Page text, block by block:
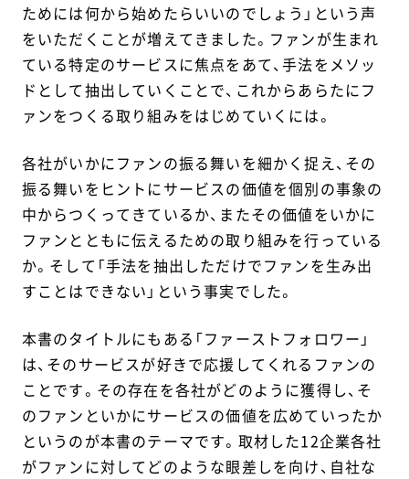
ためには何から始めたらいいのでしょう」という声
をいただくことが増えてきました。ファンが生まれ
ている特定のサービスに焦点をあて、手法をメソッ
ドとして抽出していくことで、これからあらたにフ
ァンをつくる取り組みをはじめていくには。
各社がいかにファンの振る舞いを細かく捉え、その
振る舞いをヒントにサービスの価値を個別の事象の
中からつくってきているか、またその価値をいかに
ファンとともに伝えるための取り組みを行っている
か。そして「手法を抽出しただけでファンを生み出
すことはできない」という事実でした。
本書のタイトルにもある「ファーストフォロワー」
は、そのサービスが好きで応援してくれるファンの
ことです。その存在を各社がどのように獲得し、そ
のファンといかにサービスの価値を広めていったか
というのが本書のテーマです。取材した12企業各社
がファンに対してどのような眼差しを向け、自社な